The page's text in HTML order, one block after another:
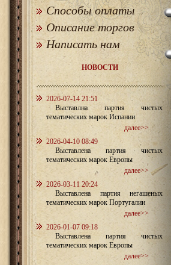
Способы оплаты
Описание торгов
Написать нам
НОВОСТИ
2026-07-14 21:51
Выставлна партия чистых
тематических марок Испании
далее>>
2026-04-10 08:49
Выставлена партия чистых
тематических марок Европы
далее>>
2026-03-11 20:24
Выставлена партия негашеных
тематических марок Португалии
далее>>
2026-01-07 09:18
Выставлена партия чистых
тематических марок Европы
далее>>